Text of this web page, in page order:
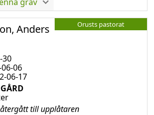
Orusts pastorat
Anders
30
06
06-17
till upplåtaren